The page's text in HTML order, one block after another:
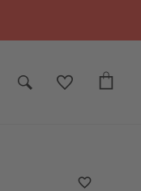
favorite_border